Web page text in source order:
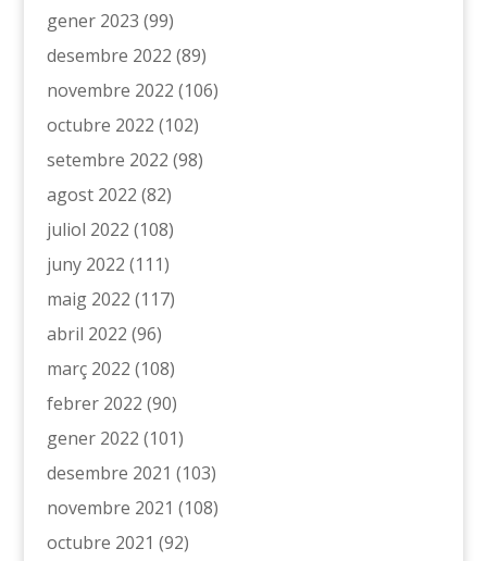
gener 2023 (99)
desembre 2022 (89)
novembre 2022 (106)
octubre 2022 (102)
setembre 2022 (98)
agost 2022 (82)
juliol 2022 (108)
juny 2022 (111)
maig 2022 (117)
abril 2022 (96)
març 2022 (108)
febrer 2022 (90)
gener 2022 (101)
desembre 2021 (103)
novembre 2021 (108)
octubre 2021 (92)